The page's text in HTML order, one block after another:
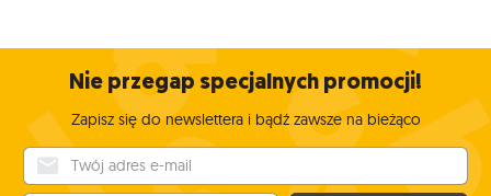
Nie przegap specjalnych promocji!
Zapisz się do newslettera i bądź zawsze na bieżąco